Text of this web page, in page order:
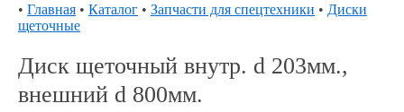
Дилеры
Контакты
• Главная • Каталог • Запчасти для спецтехники • Диски
щеточные
Диск щеточный внутр. d 203мм.,
внешний d 800мм.